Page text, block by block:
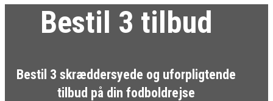
Bestil 3 tilbud
Bestil 3 skræddersyede og uforpligtende
tilbud på din fodboldrejse